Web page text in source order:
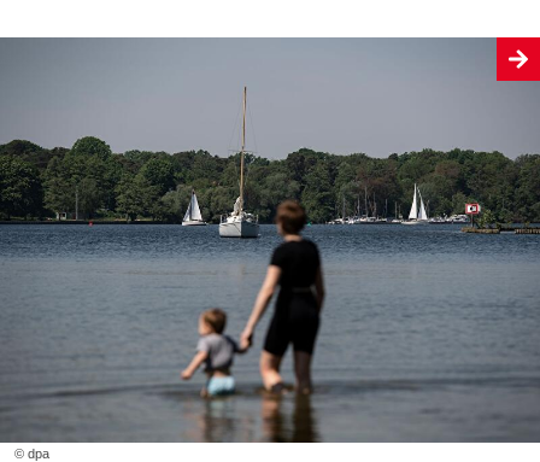
© dpa